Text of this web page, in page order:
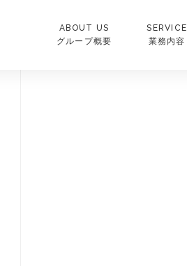
ABOUT US
グループ概要
SERVICE
業務内容